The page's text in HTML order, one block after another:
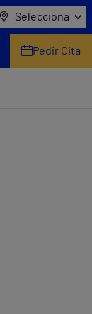
Selecciona
Pedir Cita